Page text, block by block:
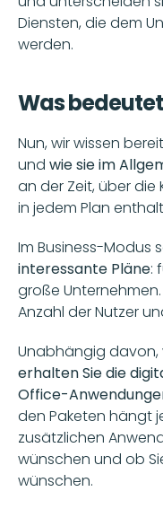
Diensten, die dem
werden.
Was
Nun, wir wissen
und wie sie im
an der Zeit, über
in jedem Plan
Im Business-Modus
interessante Pläne:
große
Anzahl der Nutzer
erhalten Sie die
Office-
den Paketen hängt
zusätzlichen
wünschen und ob
wünschen.